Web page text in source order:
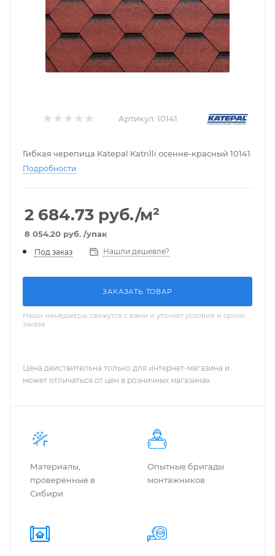
Артикул: 10141
Гибкая черепица Katepal Katrilli осенне-красный 10141
Подробности
2 684.73 руб./м²
8 054.20 руб. /упак
Под заказ Нашли дешевле?
ЗАКАЗАТЬ ТОВАР
Наши менеджеры свяжутся с вами и уточнят условия и сроки
заказа
Цена действительна только для интернет-магазина и
может отличаться от цен в розничных магазинах
Материалы,
проверенные в
Сибири.
Опытные бригады
монтажников